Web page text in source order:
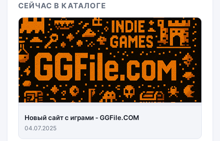
СЕЙЧАС В КАТАЛОГЕ
Новый сайт с играми - GGFile.COM
04.07.2025